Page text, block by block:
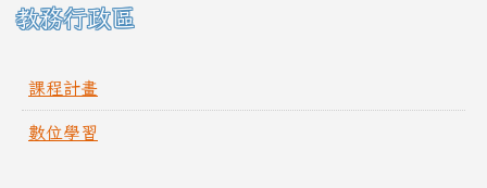
教務行政區
課程計畫
數位學習